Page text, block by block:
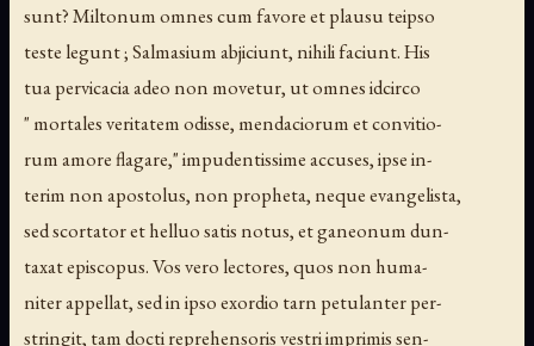
sunt? Miltonum omnes cum favore et plausu teipso
teste legunt ; Salmasium abjiciunt, nihili faciunt. His
tua pervicacia adeo non movetur, ut omnes idcirco
" mortales veritatem odisse, mendaciorum et convitio-
rum amore flagare," impudentissime accuses, ipse in-
terim non apostolus, non propheta, neque evangelista,
sed scortator et helluo satis notus, et ganeonum dun-
taxat episcopus. Vos vero lectores, quos non huma-
niter appellat, sed in ipso exordio tarn petulanter per-
stringit, tam docti reprehensoris vestri imprimis sen-